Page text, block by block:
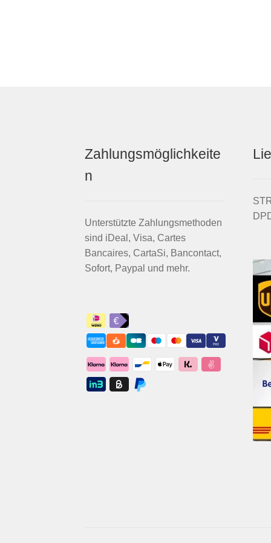
Zahlungsmöglichkeite
n
Unterstützte Zahlungsmethoden
sind iDeal, Visa, Cartes
Bancaires, CartaSi, Bancontact,
Sofort, Paypal und mehr.